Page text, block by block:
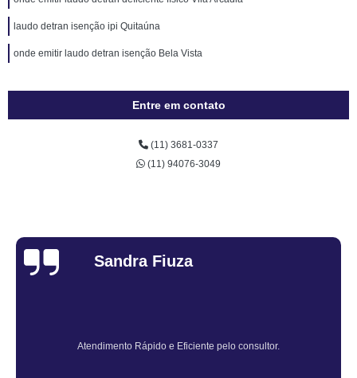
laudo detran isenção ipi Quitaúna
onde emitir laudo detran isenção Bela Vista
Entre em contato
(11) 3681-0337
(11) 94076-3049
Sandra Fiuza
Atendimento Rápido e Eficiente pelo consultor.